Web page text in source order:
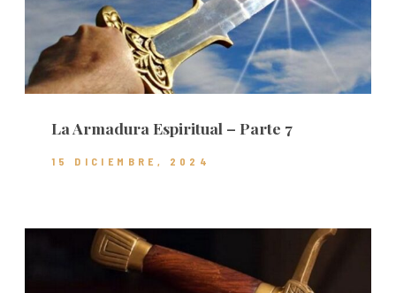
La Armadura Espiritual – Parte 7
15 DICIEMBRE, 2024